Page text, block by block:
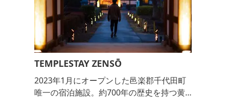
TEMPLESTAY ZENSŌ
2023年1月にオープンした邑楽郡千代田町
唯一の宿泊施設。約700年の歴史を持つ黄